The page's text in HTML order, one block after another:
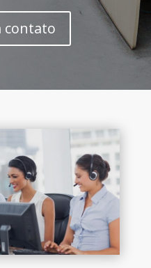
contato